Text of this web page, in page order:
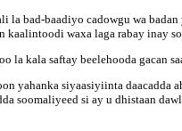
bad-baadiyo cadowgu wa
waxa laga rabay inay
kala saftay beelehooda gacan
yahanka siyaasiyiinta daacadda
soomaliyeed si ay u dhistaan